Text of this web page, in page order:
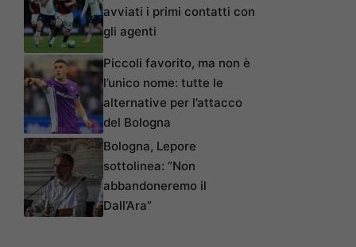
avviati i primi contatti con
gli agenti
Piccoli favorito, ma non è
l’unico nome: tutte le
alternative per l’attacco
del Bologna
Bologna, Lepore
sottolinea: “Non
abbandoneremo il
Dall’Ara”